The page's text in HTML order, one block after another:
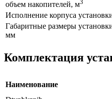
объем накопителей, м3
Исполнение корпуса
Габаритные размеры
мм
Комплектация
Наименование